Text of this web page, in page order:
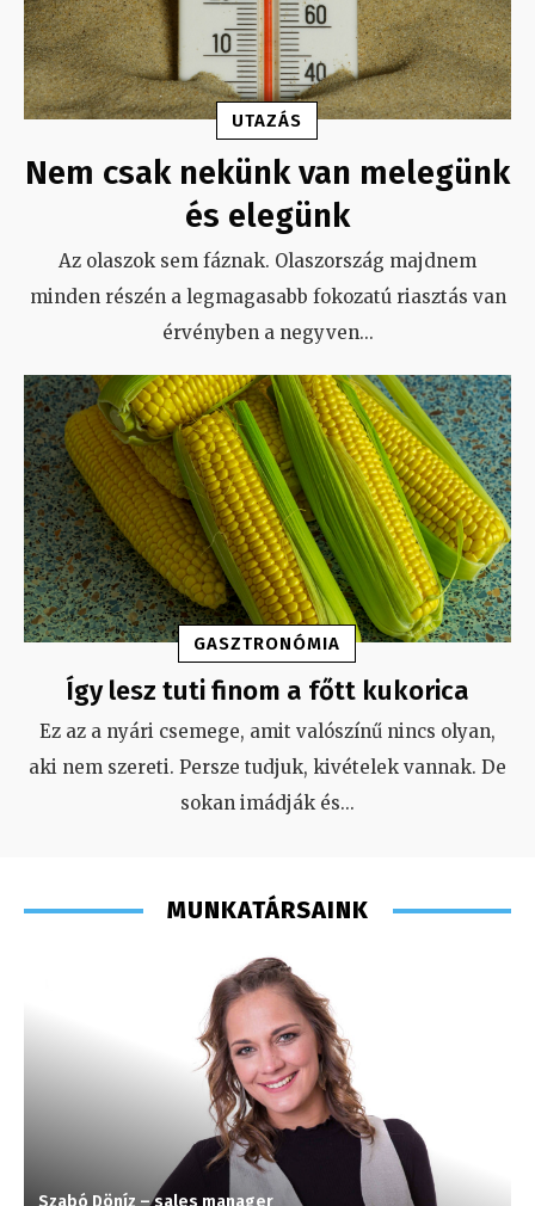
UTAZÁS
Nem csak nekünk van melegünk
és elegünk
Az olaszok sem fáznak. Olaszország majdnem
minden részén a legmagasabb fokozatú riasztás van
érvényben a negyven...
GASZTRONÓMIA
Így lesz tuti finom a főtt kukorica
Ez az a nyári csemege, amit valószínű nincs olyan,
aki nem szereti. Persze tudjuk, kivételek vannak. De
sokan imádják és...
MUNKATÁRSAINK